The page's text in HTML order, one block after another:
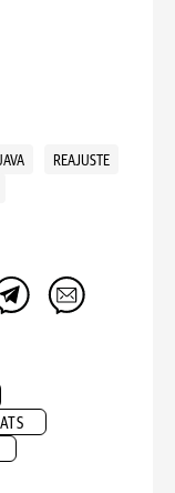
REAJUSTE